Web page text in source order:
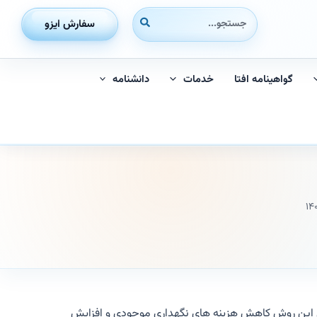
جستجوی: سفارش ایزو
گواهینامه افتا خدمات دانشنامه